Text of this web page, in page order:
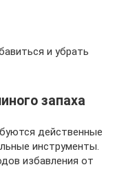
и убрать
запаха
действенные
инструменты.
избавления от